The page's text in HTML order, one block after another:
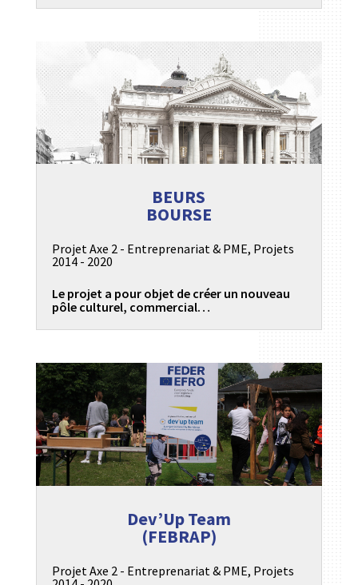
BEURS
BOURSE
Projet Axe 2 - Entreprenariat & PME, Projets
2014 - 2020
Le projet a pour objet de créer un nouveau
pôle culturel, commercial…
Dev’Up Team
(FEBRAP)
Projet Axe 2 - Entreprenariat & PME, Projets